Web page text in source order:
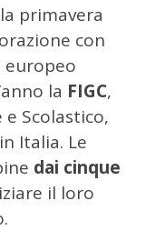
primavera
con
la FIGC,
Scolastico,
Italia. Le
dai cinque
il loro